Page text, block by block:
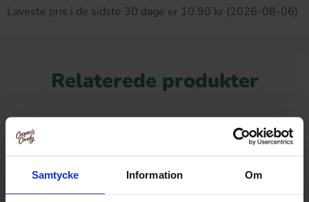
Samtycke Information Om
Laveste pris i de sidste 30 dage er 10.90 kr (2026-08-06)
Relaterede produkter